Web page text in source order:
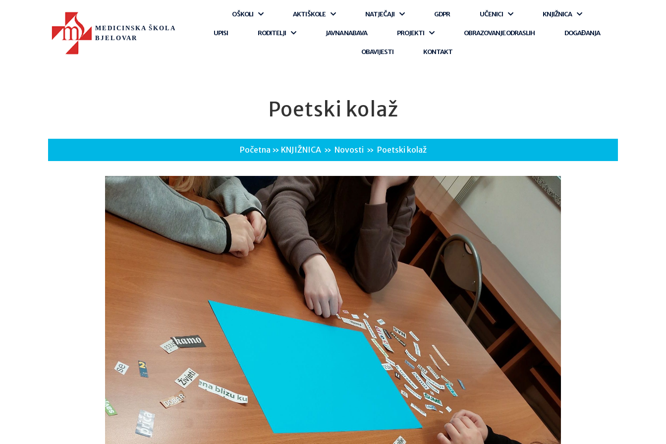
MEDICINSKA ŠKOLA
BJELOVAR
O ŠKOLI AKTI ŠKOLE NATJEČAJI GDPR UČENICI KNJIŽNICA
UPISI RODITELJI JAVNA NABAVA PROJEKTI OBRAZOVANJE ODRASLIH DOGAĐANJA
OBAVIJESTI KONTAKT
Poetski kolaž
Početna » KNJIŽNICA » Novosti » Poetski kolaž